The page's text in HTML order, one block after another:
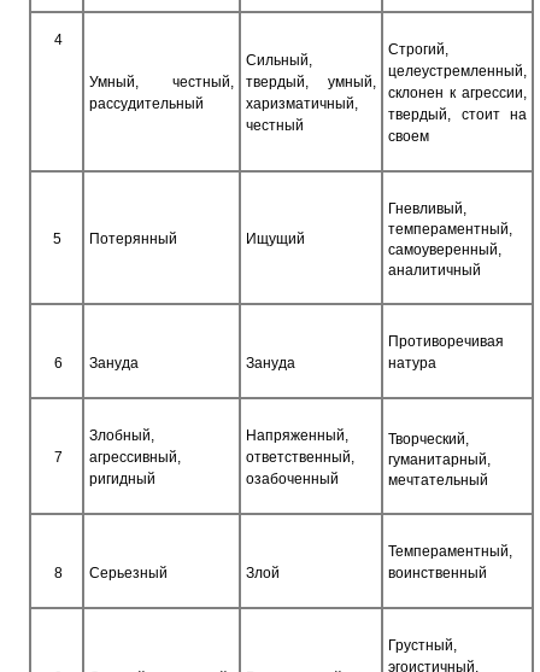
4
Умный, честный,
рассудительный
Сильный,
твердый, умный,
харизматичный,
честный
Строгий,
целеустремленный,
склонен к агрессии,
твердый, стоит на
своем
5 Потерянный Ищущий
Гневливый,
темпераментный,
самоуверенный,
аналитичный
6 Зануда Зануда
Противоречивая
натура
7
Злобный,
агрессивный,
ригидный
Напряженный,
ответственный,
озабоченный
Творческий,
гуманитарный,
мечтательный
8 Серьезный Злой
Темпераментный,
воинственный
Грустный,
эгоистичный,